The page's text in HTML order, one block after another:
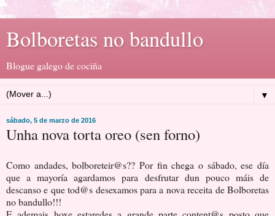
Bolboretas no bandullo
Blogue galego de cociña
▼
sábado, 5 de marzo de 2016
Unha nova torta oreo (sen forno)
Como andades, bolboreteir@s?? Por fin chega o sábado, ese día
que a mayoría agardamos para desfrutar dun pouco máis de
descanso e que tod@s desexamos para a nova receita de Bolboretas
no bandullo!!!